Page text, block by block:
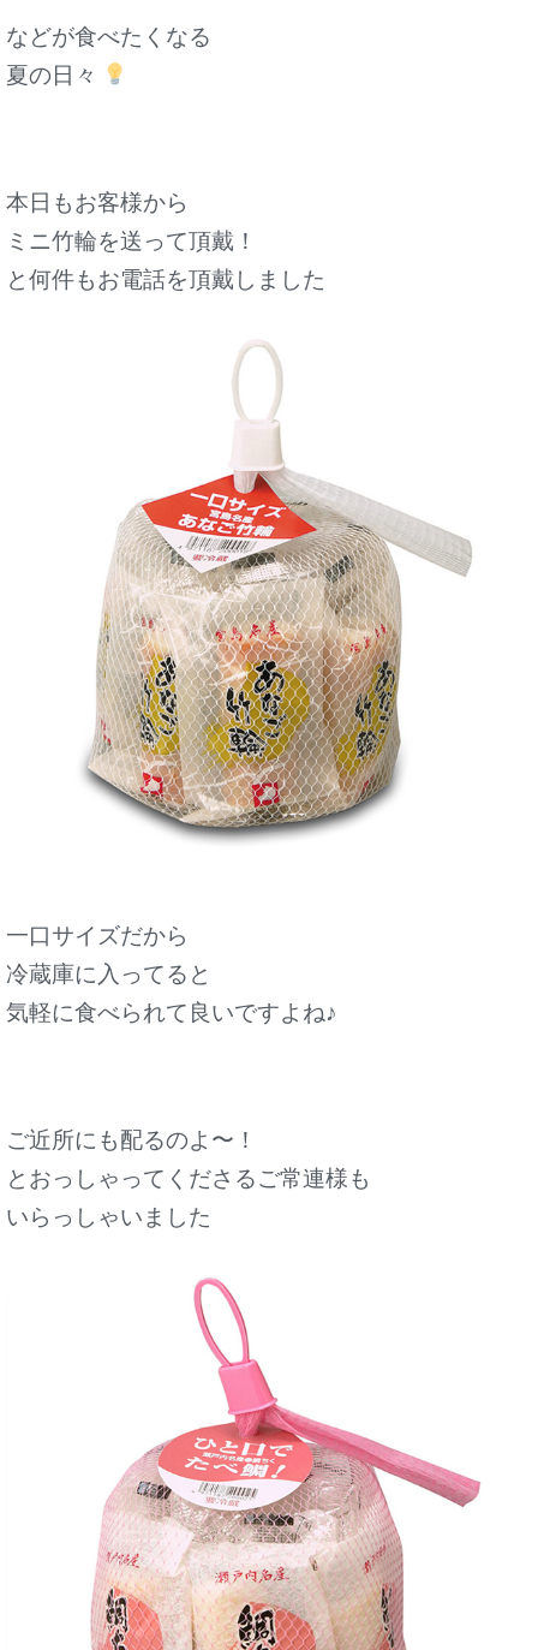
などが食べたくなる
夏の日々
本日もお客様から
ミニ竹輪を送って頂戴！
と何件もお電話を頂戴しました
一口サイズだから
冷蔵庫に入ってると
気軽に食べられて良いですよね♪
ご近所にも配るのよ〜！
とおっしゃってくださるご常連様も
いらっしゃいました